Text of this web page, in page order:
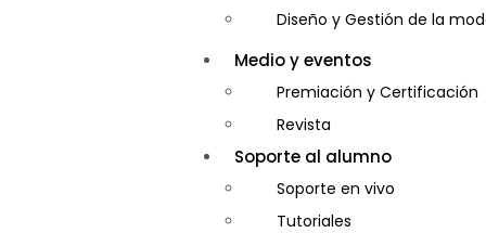
Diseño y Gestión de la
Entrenador Personal y
Gastronomía
Gestor de Crédito y
Guía de Turismo
Inglés Americano
Marketing y Publicidad
Medio y eventos
Premiación y Certificación
Revista
Soporte al alumno
Soporte en vivo
Tutoriales